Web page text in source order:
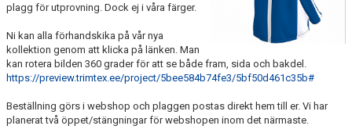
plagg för utprovning. Dock ej i våra färger.
Ni kan alla förhandskika på vår nya
kollektion genom att klicka på länken. Man
kan rotera bilden 360 grader för att se både fram, sida och bakdel.
https://preview.trimtex.ee/project/5bee584b74fe3/5bf50d461c35b#
Beställning görs i webshop och plaggen postas direkt hem till er. Vi har
planerat två öppet/stängningar för webshopen inom det närmaste.